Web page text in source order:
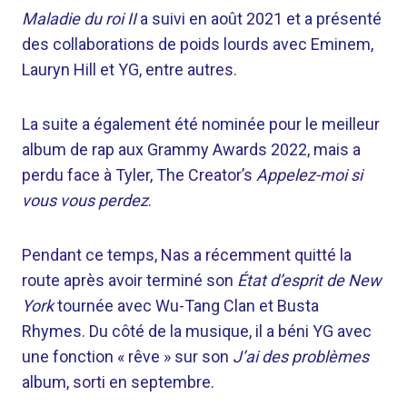
Maladie du roi IIa suivi en août 2021 et a présenté
des collaborations de poids lourds avec Eminem,
Lauryn Hill et YG, entre autres.
La suite a également été nominée pour le meilleur
album de rap aux Grammy Awards 2022, mais a
perdu face à Tyler, The Creator’s Appelez-moi si
vous vous perdez.
Pendant ce temps, Nas a récemment quitté la
route après avoir terminé son État d’esprit de New
Yorktournée avec Wu-Tang Clan et Busta
Rhymes. Du côté de la musique, il a béni YG avec
une fonction « rêve » sur son J’ai des problèmes
album, sorti en septembre.